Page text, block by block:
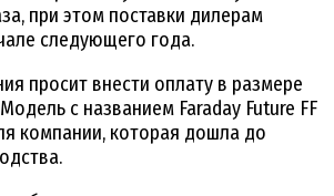
при этом поставки дилерам
следующего года.
просит внести оплату в размере
с названием Faraday Future FF
компании, которая дошла до